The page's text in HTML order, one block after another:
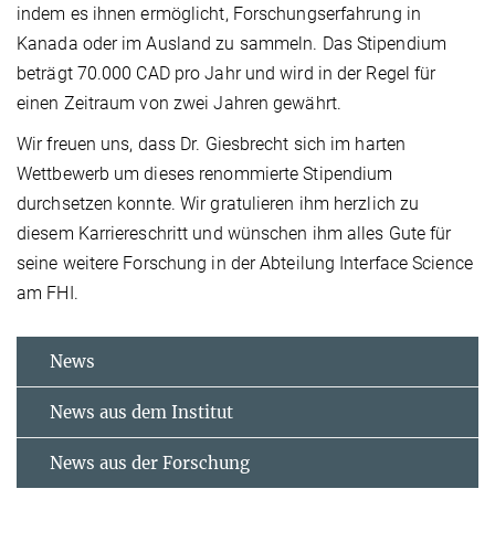
indem es ihnen ermöglicht, Forschungserfahrung in
Kanada oder im Ausland zu sammeln. Das Stipendium
beträgt 70.000 CAD pro Jahr und wird in der Regel für
einen Zeitraum von zwei Jahren gewährt.
Wir freuen uns, dass Dr. Giesbrecht sich im harten
Wettbewerb um dieses renommierte Stipendium
durchsetzen konnte. Wir gratulieren ihm herzlich zu
diesem Karriereschritt und wünschen ihm alles Gute für
seine weitere Forschung in der Abteilung Interface Science
am FHI.
News
News aus dem Institut
News aus der Forschung